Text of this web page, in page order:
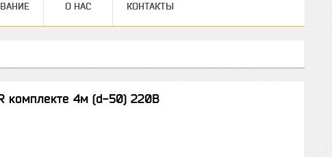
О НАС КОНТАКТЫ
комплекте 4м (d-50) 220В